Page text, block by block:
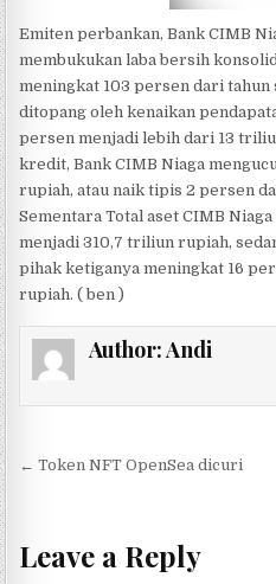
Emiten perbankan, Bank CIMB
membukukan laba bersih
meningkat 103 persen dari tahun
ditopang oleh kenaikan
persen menjadi lebih dari 13
kredit, Bank CIMB Niaga
rupiah, atau naik tipis 2 persen
Sementara Total aset CIMB
menjadi 310,7 triliun rupiah,
pihak ketiganya meningkat 16
rupiah. ( ben )
Author:Andi
Post navigation
← Token NFT OpenSea dicuri
Leave a Reply